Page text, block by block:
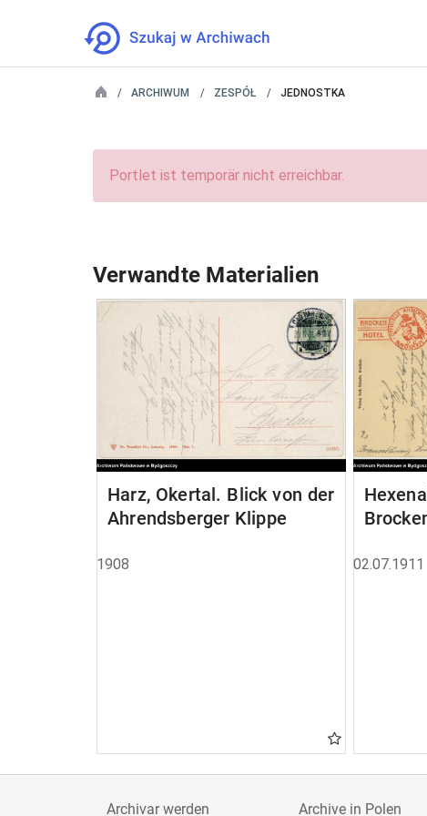
ARCHIWUM ZESPÓŁ JEDNOSTKA
Portlet ist temporär nicht erreichbar.
Verwandte Materialien
Harz, Okertal. Blick von der
Ahrendsberger Klippe
1908 02.07.1911
Archivar werden Archive in Polen